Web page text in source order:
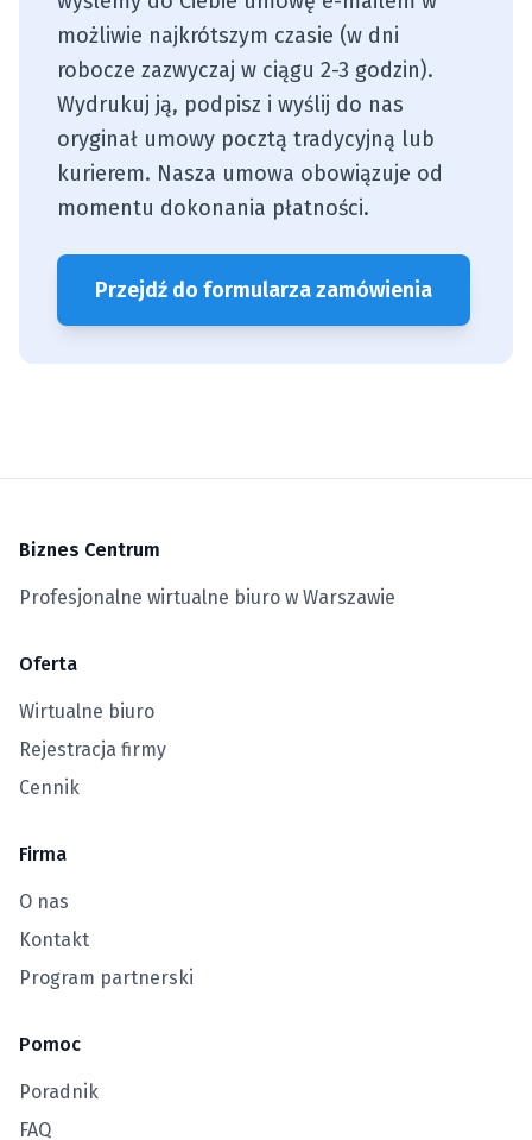
możliwie najkrótszym czasie (w dni
robocze zazwyczaj w ciągu 2-3 godzin).
Wydrukuj ją, podpisz i wyślij do nas
oryginał umowy pocztą tradycyjną lub
kurierem. Nasza umowa obowiązuje od
momentu dokonania płatności.
Przejdź do formularza zamówienia
Biznes Centrum
Profesjonalne wirtualne biuro w Warszawie
Oferta
Wirtualne biuro
Rejestracja firmy
Cennik
Firma
O nas
Kontakt
Program partnerski
Pomoc
Poradnik
FAQ